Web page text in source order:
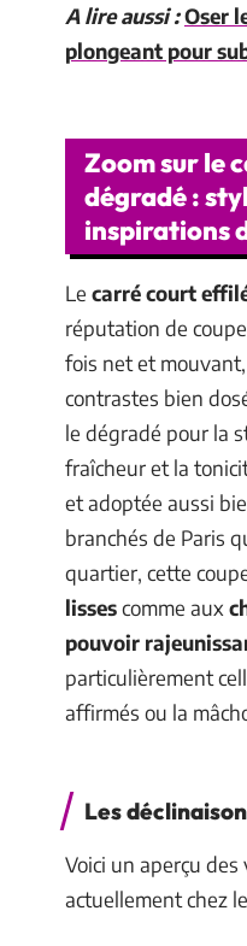
A lire aussi :Oser
plongeant pour
Zoom sur le
dégradé :
inspirations
Le carré court
réputation de
fois net et
contrastes bien
le dégradé pour la
fraîcheur et la
et adoptée aussi
branchés de Paris
quartier, cette
lissescomme aux
pouvoir
particulièrement
affirmés ou la
Les
Voici un aperçu
actuellement chez